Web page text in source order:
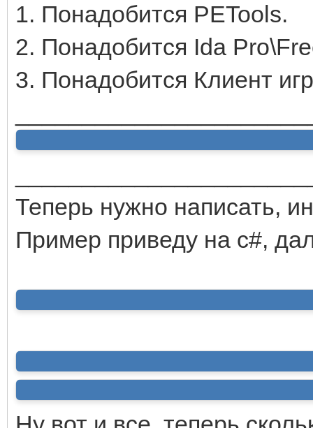
1. Понадобится PETools.
2. Понадобится Ida
3. Понадобится Клиент
Теперь нужно написать,
Пример приведу на с#,